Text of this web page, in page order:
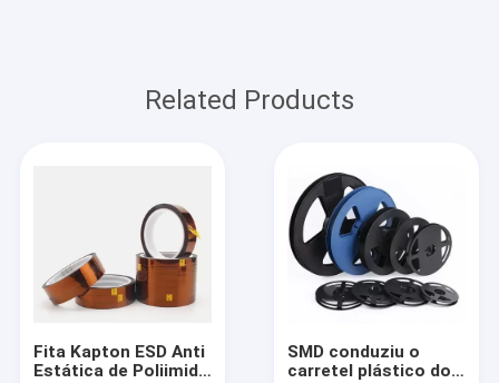
Related Products
Fita Kapton ESD Anti
Estática de Poliimida
SMD conduziu o
carretel plástico do